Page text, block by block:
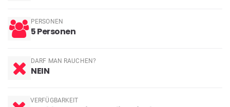
PERSONEN
5 Personen
DARF MAN RAUCHEN?
NEIN
VERFÜGBARKEIT